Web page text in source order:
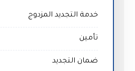
خدمة التجديد المزدوج
تأمين
ضمان التجديد